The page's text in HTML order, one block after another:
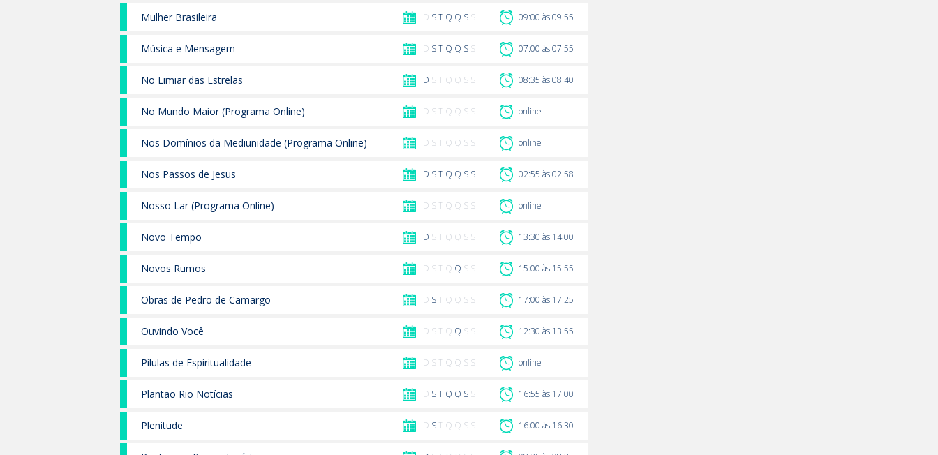
Mulher Brasileira D ST Q Q S S 09:00 às 09:55
Música e Mensagem D ST Q Q S S 07:00 às 07:55
No Limiar das Estrelas D S T Q Q S S 08:35 às 08:40
No Mundo Maior (Programa Online) D S T Q Q S S online
Nos Domínios da Mediunidade (Programa Online) D S T Q Q S S online
Nos Passos de Jesus D ST Q Q S S 02:55 às 02:58
Nosso Lar (Programa Online) D S T Q Q S S online
Novo Tempo D S T Q Q S S 13:30 às 14:00
Novos Rumos D S T Q Q S S 15:00 às 15:55
Obras de Pedro de Camargo D S T Q Q S S 17:00 às 17:25
Ouvindo Você D S T Q Q S S 12:30 às 13:55
Pílulas de Espiritualidade D S T Q Q S S online
Plantão Rio Notícias D ST Q Q S S 16:55 às 17:00
Plenitude D S T Q Q S S 16:00 às 16:30